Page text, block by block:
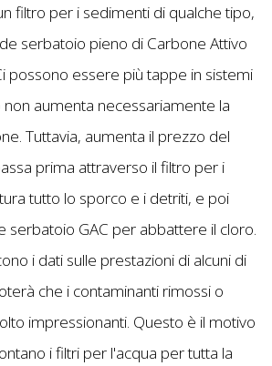
filtro per i sedimenti di qualche tipo,
serbatoio pieno di Carbone Attivo
possono essere più tappe in sistemi
aumenta necessariamente la
Tuttavia, aumenta il prezzo del
prima attraverso il filtro per i
tutto lo sporco e i detriti, e poi
serbatoio GAC per abbattere il cloro.
i dati sulle prestazioni di alcuni di
che i contaminanti rimossi o
impressionanti. Questo è il motivo
i filtri per l'acqua per tutta la